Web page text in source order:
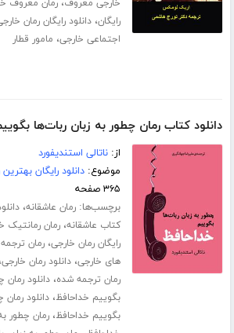
خارجی معروف،رمان معروف
رایگان،دانلود رایگان رمان
اجتماعی خارجی، مامور قطار
دانلود کتاب رمان چطور به زبان ربات‌ها
از:ناتالی استندیفورد
موضوع:دانلود رایگان
۳۶۵ صفحه
برچسب‌ها:رمان عاشقانه،
کتاب عاشقانه،رمان رمانتیک
رایگان رمان خارجی،رمان
های خارجی،دانلود رمان خارجی
رمان ترجمه شده،دانلود رمان
بگوییم خداحافظ،دانلود رمان
بگوییم خداحافظ،رمان چطور